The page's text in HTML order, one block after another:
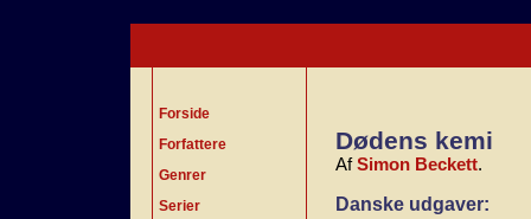
Forside
Forfattere
Genrer
Serier
Dødens kemi
AfSimon Beckett.
Danske udgaver: